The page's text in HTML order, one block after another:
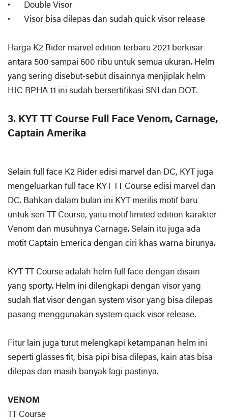
•
Double Visor
•
Visor bisa dilepas dan sudah quick visor release
Harga K2 Rider marvel edition terbaru 2021 berkisar
antara 500 sampai 600 ribu untuk semua ukuran. Helm
yang sering disebut-sebut disainnya menjiplak helm
HJC RPHA 11 ini sudah bersertifikasi SNI dan DOT.
3. KYT TT Course Full Face Venom, Carnage,
Captain Amerika
Selain full face K2 Rider edisi marvel dan DC, KYT juga
mengeluarkan full face KYT TT Course edisi marvel dan
DC. Bahkan dalam bulan ini KYT merilis motif baru
untuk seri TT Course, yaitu motif limited edition karakter
Venom dan musuhnya Carnage. Selain itu juga ada
motif Captain Emerica dengan ciri khas warna birunya.
KYT TT Course adalah helm full face dengan disain
yang sporty. Helm ini dilengkapi dengan visor yang
sudah flat visor dengan system visor yang bisa dilepas
pasang menggunakan system quick visor release.
Fitur lain juga turut melengkapi ketampanan helm ini
seperti glasses fit, bisa pipi bisa dilepas, kain atas bisa
dilepas dan masih banyak lagi pastinya.
VENOM
TT Course